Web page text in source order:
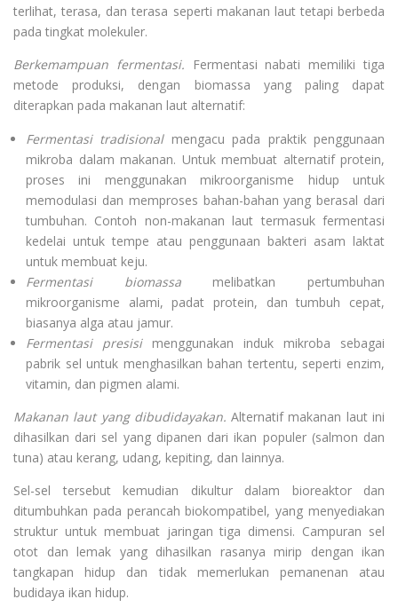
terlihat, terasa, dan terasa seperti makanan laut tetapi berbeda
pada tingkat molekuler.
Berkemampuan fermentasi. Fermentasi nabati memiliki tiga
metode produksi, dengan biomassa yang paling dapat
diterapkan pada makanan laut alternatif:
Fermentasi tradisionalmengacu pada praktik penggunaan
mikroba dalam makanan. Untuk membuat alternatif protein,
proses ini menggunakan mikroorganisme hidup untuk
memodulasi dan memproses bahan-bahan yang berasal dari
tumbuhan. Contoh non-makanan laut termasuk fermentasi
kedelai untuk tempe atau penggunaan bakteri asam laktat
untuk membuat keju.
Fermentasi biomassamelibatkan pertumbuhan
mikroorganisme alami, padat protein, dan tumbuh cepat,
biasanya alga atau jamur.
Fermentasi presisimenggunakan induk mikroba sebagai
pabrik sel untuk menghasilkan bahan tertentu, seperti enzim,
vitamin, dan pigmen alami.
Makanan laut yang dibudidayakan. Alternatif makanan laut ini
dihasilkan dari sel yang dipanen dari ikan populer (salmon dan
tuna) atau kerang, udang, kepiting, dan lainnya.
Sel-sel tersebut kemudian dikultur dalam bioreaktor dan
ditumbuhkan pada perancah biokompatibel, yang menyediakan
struktur untuk membuat jaringan tiga dimensi. Campuran sel
otot dan lemak yang dihasilkan rasanya mirip dengan ikan
tangkapan hidup dan tidak memerlukan pemanenan atau
budidaya ikan hidup.